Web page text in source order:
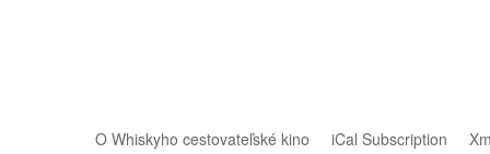
O Whiskyho cestovateľské kino iCal Subscription